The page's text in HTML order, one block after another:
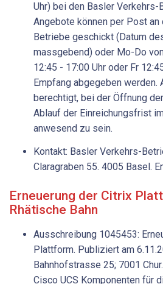
Uhr) bei den Basler
Angebote können per Post
Betriebe geschickt (Datum
massgebend) oder Mo-Do
12:45 - 17:00 Uhr oder Fr
Empfang abgegeben werden.
berechtigt, bei der Öffnung
Ablauf der Einreichungsfrist
anwesend zu sein.
Kontakt: Basler Verkehrs-
Claragraben 55. 4005 Basel.
Erneuerung der Citrix
Rhätische Bahn
Ausschreibung 1045453:
Plattform. Publiziert am
Bahnhofstrasse 25; 7001
Cisco UCS Komponenten für